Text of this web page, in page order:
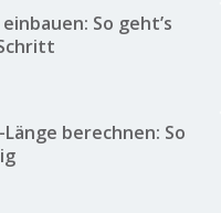
So geht’s
berechnen: So